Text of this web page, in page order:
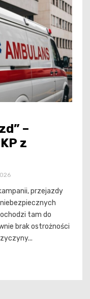
–
z
przejazdy
tam do
brak ostrożności